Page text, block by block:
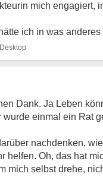
mich engagiert,
ich in was
Dank. Ja Leben
wurde einmal ein Rat
nachdenken,
helfen. Oh, das hat
mich selbst drehe,